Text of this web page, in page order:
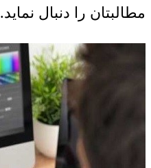
مطالبتان را دنبال نماید.